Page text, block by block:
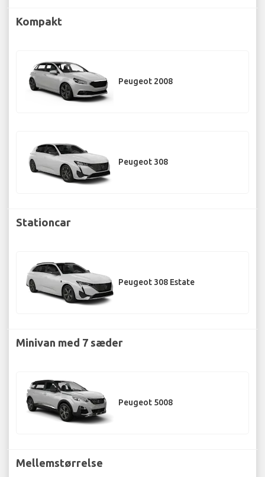
Kompakt
Peugeot 2008
Peugeot 308
Stationcar
Peugeot 308 Estate
Minivan med 7 sæder
Peugeot 5008
Mellemstørrelse